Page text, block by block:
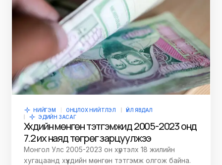
НИЙГЭМ ОНЦЛОХ НИЙТЛЭЛ
ҮЙЛ ЯВДАЛ
ЭДИЙН ЗАСАГ
Хүүхдийн мөнгөн тэтгэмжид 2005-2023 онд
7.2 их наяд төгрөг зарцуулжээ
Монгол Улс 2005-2023 он хүртэлх 18 жилийн
хугацаанд хүүхдийн мөнгөн тэтгэмж олгож байна.